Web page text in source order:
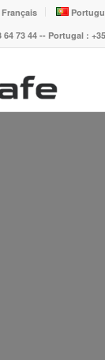
Français
64 73 44 -- Portugal :